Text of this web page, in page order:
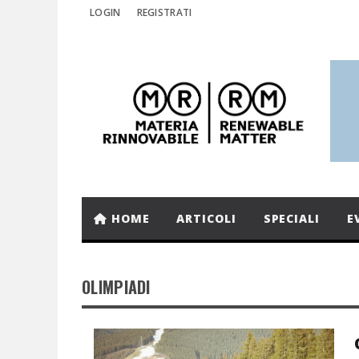
LOGIN REGISTRATI
HOME ARTICOLI SPECIALI
OLIMPIADI